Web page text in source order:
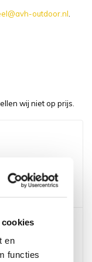
en
functies
outdoor.nl
wij niet op prijs.